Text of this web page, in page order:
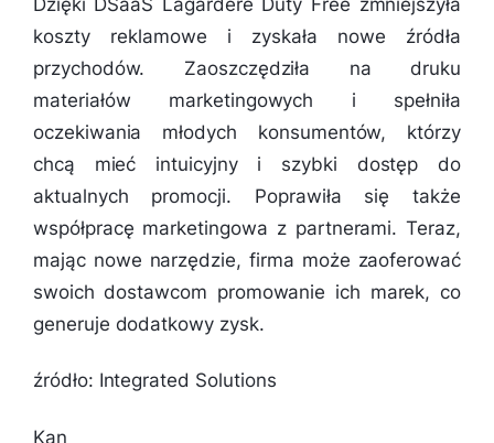
Dzięki DSaaS Lagardere Duty Free zmniejszyła
koszty reklamowe i zyskała nowe źródła
przychodów. Zaoszczędziła na druku
materiałów marketingowych i spełniła
oczekiwania młodych konsumentów, którzy
chcą mieć intuicyjny i szybki dostęp do
aktualnych promocji. Poprawiła się także
współpracę marketingowa z partnerami. Teraz,
mając nowe narzędzie, firma może zaoferować
swoich dostawcom promowanie ich marek, co
generuje dodatkowy zysk.
źródło: Integrated Solutions
Kan